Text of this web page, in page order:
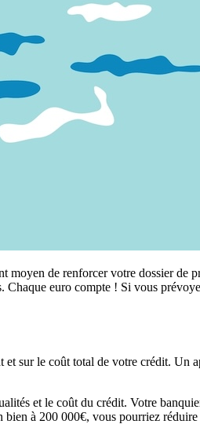
moyen de renforcer votre dossier de
euro compte ! Si vous
sur le coût total de votre crédit. Un
et le coût du crédit. Votre
à 200 000€, vous pourriez